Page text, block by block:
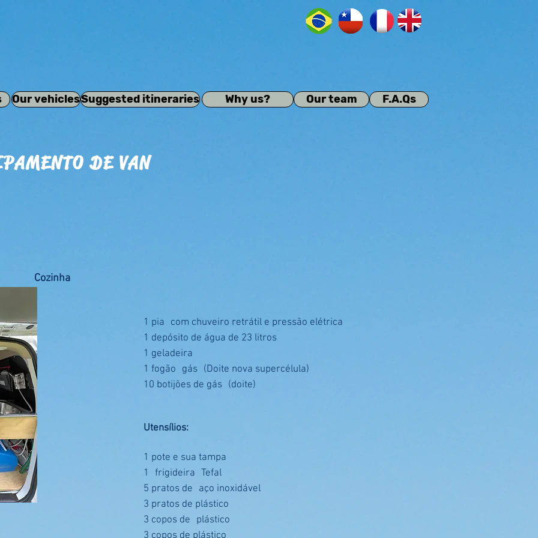
Our vehiclesSuggested itineraries Why us? Our team F.A.Qs
DE VAN
Cozinha
1 pia com chuveiro retrátil e pressão elétrica
1 depósito de água de 23 litros
1 geladeira
1 fogão gás (Doite nova supercélula)
10 botijões de gás (doite)
Utensílios:
1 pote e sua tampa
1
frigideira Tefal
5 pratos de aço inoxidável
3 pratos de plástico
3 copos de plástico
3 copos de plástico